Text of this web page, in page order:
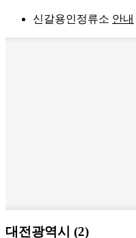
신갈용인정류소 안내
대전광역시 (2)